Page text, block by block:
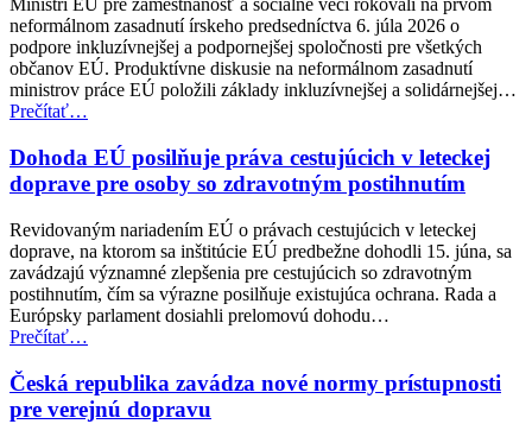
Ministri EÚ pre zamestnanosť a sociálne veci rokovali na prvom
neformálnom zasadnutí írskeho predsedníctva 6. júla 2026 o
podpore inkluzívnejšej a podpornejšej spoločnosti pre všetkých
občanov EÚ. Produktívne diskusie na neformálnom zasadnutí
ministrov práce EÚ položili základy inkluzívnejšej a solidárnejšej…
Prečítať“Neformálne
ministrov
pre
zamestnanosť
sociálne
veci
(EPSCO)”
…
Dohoda EÚ posilňuje práva cestujúcich v leteckej
doprave pre osoby so zdravotným postihnutím
Revidovaným nariadením EÚ o právach cestujúcich v leteckej
doprave, na ktorom sa inštitúcie EÚ predbežne dohodli 15. júna, sa
zavádzajú významné zlepšenia pre cestujúcich so zdravotným
postihnutím, čím sa výrazne posilňuje existujúca ochrana. Rada a
Európsky parlament dosiahli prelomovú dohodu…
Prečítať“Dohoda
posilňuje
práva
cestujúcich
…
Česká republika zavádza nové normy prístupnosti
pre verejnú dopravu